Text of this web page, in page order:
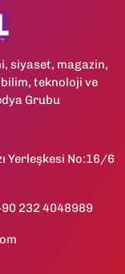
siyaset, magazin,
teknoloji ve
Grubu
Yerleşkesi No:16/6
232 4048989